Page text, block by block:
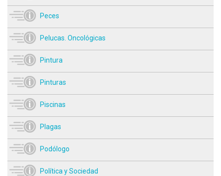
Peces
Pelucas. Oncológicas
Pintura
Pinturas
Piscinas
Plagas
Podólogo
Política y Sociedad